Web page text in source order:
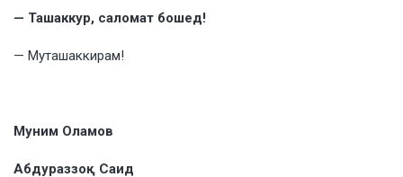
— Ташаккур, саломат бошед!
— Муташаккирам!
Муним Оламов
Абдураззоқ Саид